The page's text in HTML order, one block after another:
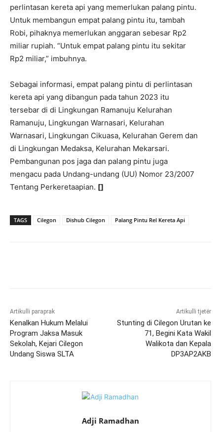
perlintasan kereta api yang memerlukan palang pintu.
Untuk membangun empat palang pintu itu, tambah
Robi, pihaknya memerlukan anggaran sebesar Rp2
miliar rupiah. “Untuk empat palang pintu itu sekitar
Rp2 miliar,” imbuhnya.
Sebagai informasi, empat palang pintu di perlintasan
kereta api yang dibangun pada tahun 2023 itu
tersebar di di Lingkungan Ramanuju Kelurahan
Ramanuju, Lingkungan Warnasari, Kelurahan
Warnasari, Lingkungan Cikuasa, Kelurahan Gerem dan
di Lingkungan Medaksa, Kelurahan Mekarsari.
Pembangunan pos jaga dan palang pintu juga
mengacu pada Undang-undang (UU) Nomor 23/2007
Tentang Perkeretaapian. []
TAGS Cilegon Dishub Cilegon Palang Pintu Rel Kereta Api
Artikulli paraprak
Kenalkan Hukum Melalui
Program Jaksa Masuk
Sekolah, Kejari Cilegon
Undang Siswa SLTA
Artikulli tjetër
Stunting di Cilegon Urutan ke
71, Begini Kata Wakil
Walikota dan Kepala
DP3AP2AKB
Adji Ramadhan